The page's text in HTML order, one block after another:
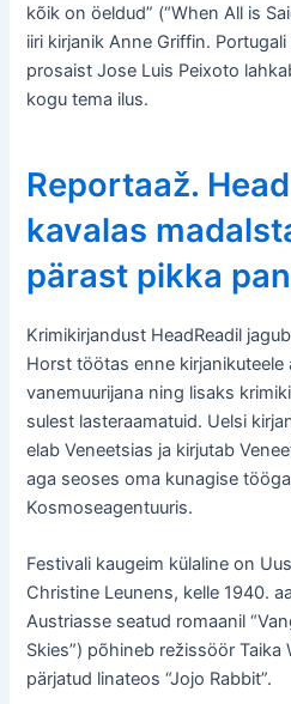
kõik on öeldud” (“When All is
iiri kirjanik Anne Griffin.
prosaist Jose Luis Peixoto
kogu tema ilus.
Reportaaž.
kavalas
pärast pikka
Krimikirjandust HeadReadil
Horst töötas enne kirjanikuteele
vanemuurijana ning lisaks
sulest lasteraamatuid. Uelsi
elab Veneetsias ja kirjutab
aga seoses oma kunagise
Kosmoseagentuuris.
Festivali kaugeim külaline on
Christine Leunens, kelle 1940.
Austriasse seatud romaanil
Skies”) põhineb režissöör Taika
pärjatud linateos “Jojo Rabbit”.